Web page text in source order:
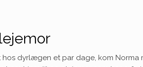
dyrlægen et par dage, kom Norma